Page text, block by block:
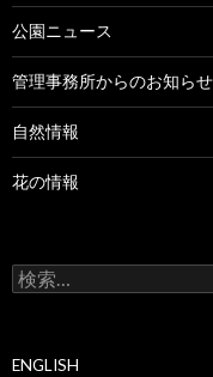
公園ニュース
管理事務所からのお知らせ
自然情報
花の情報
検
索:
ENGLISH